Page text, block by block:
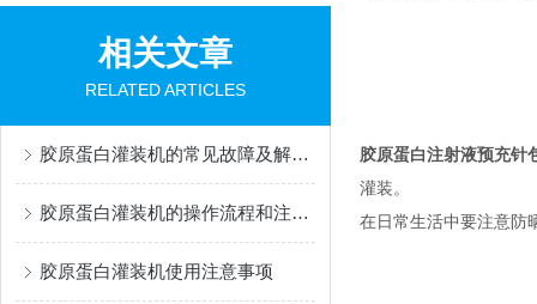
相关文章
RELATED ARTICLES
胶原蛋白灌装机的常见故障及解决办法有哪些？
胶原蛋白灌装机的操作流程和注意事项
胶原蛋白灌装机使用注意事项
胶原蛋白注射液预充针
灌装。
在日常生活中要注意防